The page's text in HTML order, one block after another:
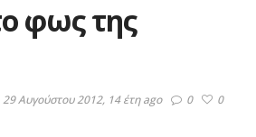
φως της
29 Αυγούστου 2012, 14 έτη ago 0 0